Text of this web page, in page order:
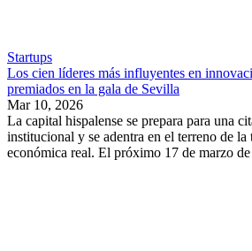
Startups
Los cien líderes más influyentes en
premiados en la gala de Sevilla
Mar 10, 2026
La capital hispalense se prepara para una
institucional y se adentra en el terreno de la
económica real. El próximo 17 de marzo